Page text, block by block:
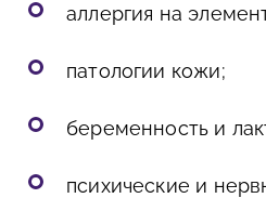
аллергия на
патологии кожи;
беременность и
психические и